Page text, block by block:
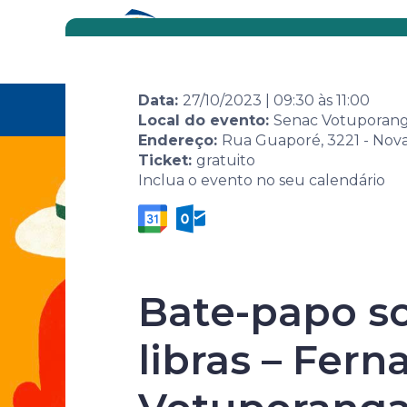
Eventos Por
Agenda de
eventos
Evento
8ª Semana
identidades
8ª
Biografia:
Data: 27/10/2023 09:30 às 11:00
Local do evento: Senac
Endereço: Rua Guaporé, 3221 -
Ticket: gratuito
Inclua o evento no seu calendário
Bate-papo
libras –